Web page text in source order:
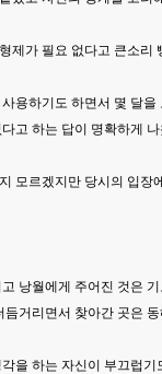
제가 필요 없다고 큰소
용하기도 하면서 몇 달
고 하는 답이 명확하게 나
모르겠지만 당시의 입장
낭월에게 주어진 것은
거리면서 찾아간 곳은
을 하는 자신이 부끄럽